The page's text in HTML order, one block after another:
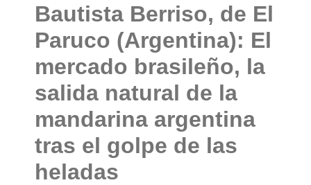
Bautista Berriso, de El
Paruco (Argentina): El
mercado brasileño, la
salida natural de la
mandarina argentina
tras el golpe de las
heladas